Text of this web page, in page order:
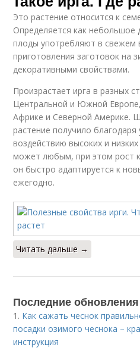
Это растение относится к
Определяется как небольшое
плоды употребляют в свежем
приготовления заготовок на
декоративными свойствами.
Произрастает ирга в разных
Центральной и Южной
Африке и Северной Америке.
растение получило благодаря
воздействию высоких и
может любым, при этом рост
он быстро адаптируется к
ежегодно.
Читать дальше →
Последние
1. Как сажать чеснок
посадки озимого чеснока –
инструкция